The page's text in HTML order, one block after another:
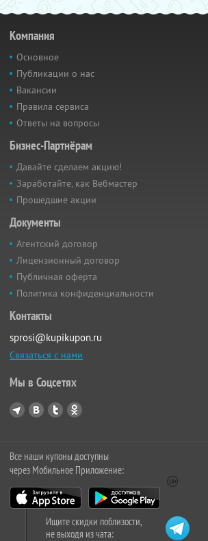
Компания
Основное
Публикации о нас
Вакансии
Правила сервиса
Ответы на вопросы
Бизнес-Партнёрам
Давайте сделаем акцию!
Заработайте, как Вебмастер
Прошедшие акции
Документы
Агентский договор
Лицензионный договор
Публичная оферта
Политика конфиденциальности
Контакты
sprosi@kupikupon.ru
Связаться с нами
Мы в Соцсетях
Все наши купоны доступны
через Мобильное Приложение:
Ищите скидки поблизости,
не выходя из чата: